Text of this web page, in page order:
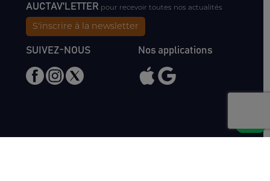
AUCTAV'LETTER pour recevoir toutes nos actualités
S'inscrire à la newsletter
SUIVEZ-NOUS Nos applications